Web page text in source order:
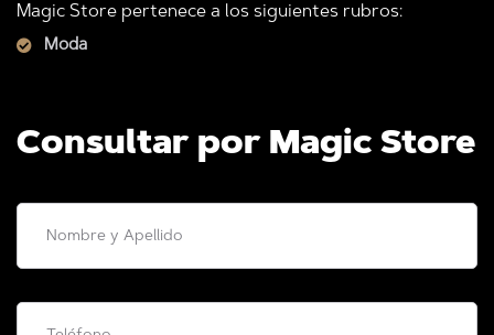
Magic Store pertenece a los siguientes rubros:
Moda
Consultar por Magic Store